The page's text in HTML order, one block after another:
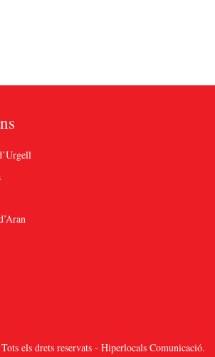
els drets reservats - Hiperlocals Comunicació.